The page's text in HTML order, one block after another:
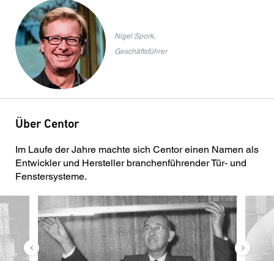
Nigel Spork,
Geschäftsführer
Über Centor
Im Laufe der Jahre machte sich Centor einen Namen als
Entwickler und Hersteller branchenführender Tür- und
Fenstersysteme.
Bild